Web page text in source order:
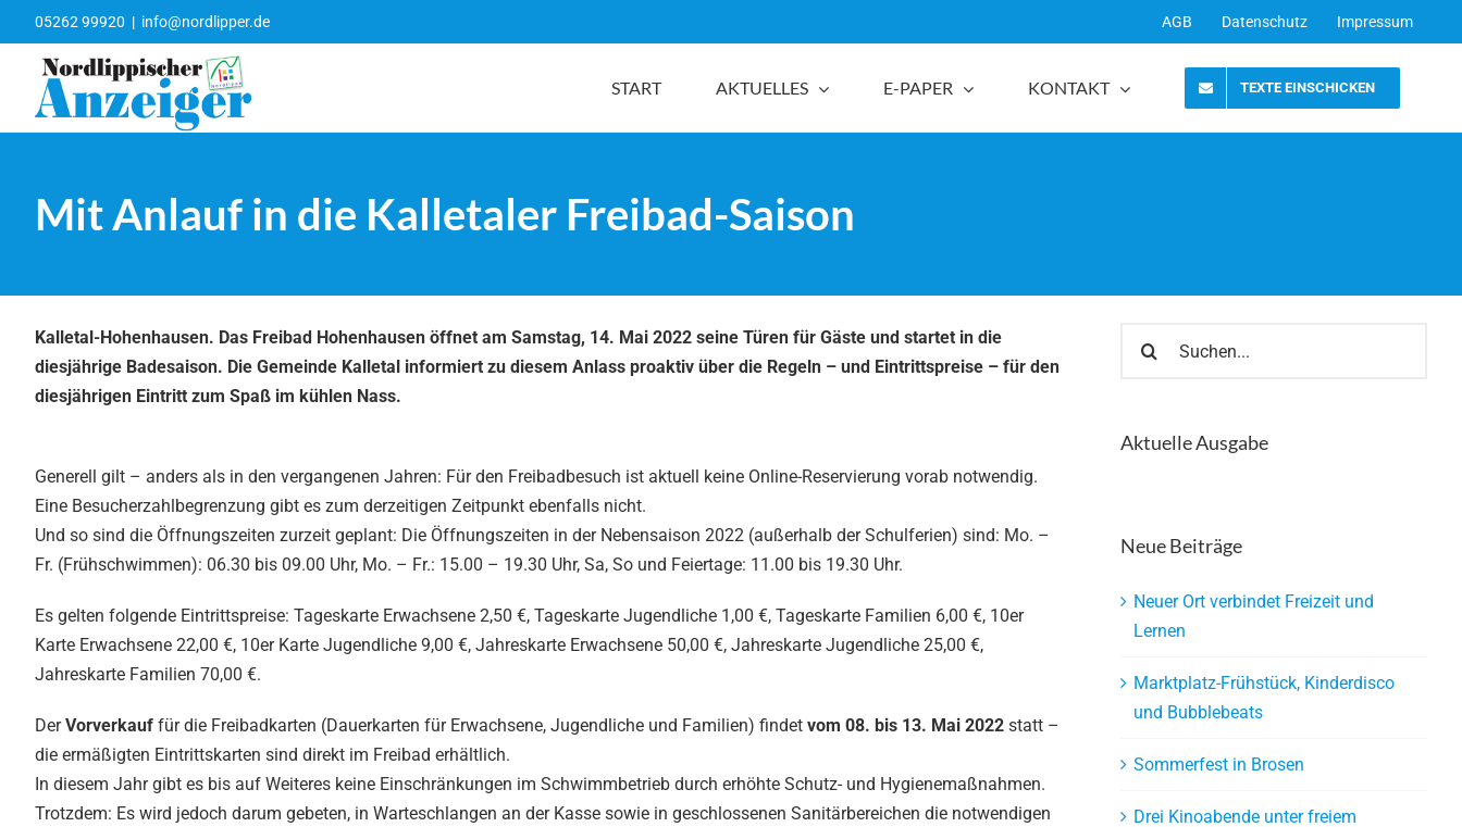
Inhalt
springen
05262 99920 | info@nordlipper.de AGB Datenschutz Impressum
START AKTUELLES E-PAPER KONTAKT TEXTE EINSCHICKEN
Mit Anlauf in die Kalletaler Freibad-Saison
Kalletal-Hohenhausen. Das Freibad Hohenhausen öffnet am Samstag, 14. Mai 2022 seine Türen für Gäste und startet in die
diesjährige Badesaison. Die Gemeinde Kalletal informiert zu diesem Anlass proaktiv über die Regeln – und Eintrittspreise – für den
diesjährigen Eintritt zum Spaß im kühlen Nass.
Generell gilt – anders als in den vergangenen Jahren: Für den Freibadbesuch ist aktuell keine Online-Reservierung vorab notwendig.
Eine Besucherzahlbegrenzung gibt es zum derzeitigen Zeitpunkt ebenfalls nicht.
Und so sind die Öffnungszeiten zurzeit geplant: Die Öffnungszeiten in der Nebensaison 2022 (außerhalb der Schulferien) sind: Mo. –
Fr. (Frühschwimmen): 06.30 bis 09.00 Uhr, Mo. – Fr.: 15.00 – 19.30 Uhr, Sa, So und Feiertage: 11.00 bis 19.30 Uhr.
Es gelten folgende Eintrittspreise: Tageskarte Erwachsene 2,50 €, Tageskarte Jugendliche 1,00 €, Tageskarte Familien 6,00 €, 10er
Karte Erwachsene 22,00 €, 10er Karte Jugendliche 9,00 €, Jahreskarte Erwachsene 50,00 €, Jahreskarte Jugendliche 25,00 €,
Jahreskarte Familien 70,00 €.
DerVorverkauf für die Freibadkarten (Dauerkarten für Erwachsene, Jugendliche und Familien) findet vom 08. bis 13. Mai 2022 statt –
die ermäßigten Eintrittskarten sind direkt im Freibad erhältlich.
In diesem Jahr gibt es bis auf Weiteres keine Einschränkungen im Schwimmbetrieb durch erhöhte Schutz- und Hygienemaßnahmen.
Trotzdem: Es wird jedoch darum gebeten, in Warteschlangen an der Kasse sowie in geschlossenen Sanitärbereichen die notwendigen
nach:
Aktuelle Ausgabe
Neue Beiträge
Neuer Ort verbindet Freizeit und
Lernen
Marktplatz-Frühstück, Kinderdisco
und Bubblebeats
Sommerfest in Brosen
Drei Kinoabende unter freiem